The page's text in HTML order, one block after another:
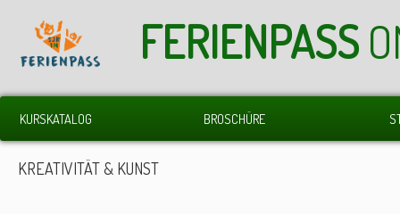
FERIENPASS
KURSKATALOG BROSCHÜRE
KREATIVITÄT & KUNST